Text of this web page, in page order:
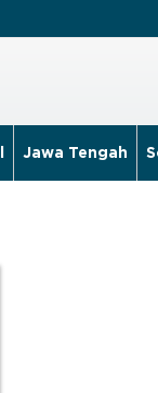
Jawa Tengah